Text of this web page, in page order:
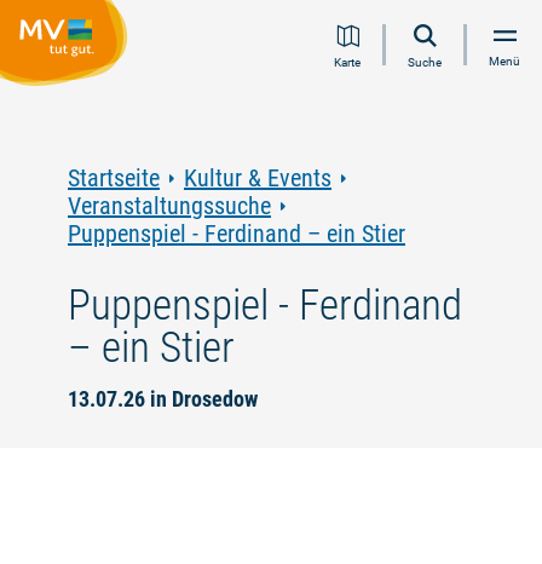
Inhalt
Navigation
Volltextsuche
FooterKarte Suche Menü
Startseite
Kultur & Events
Veranstaltungssuche
Puppenspiel - Ferdinand – ein Stier
Puppenspiel - Ferdinand
– ein Stier
13.07.26 in Drosedow